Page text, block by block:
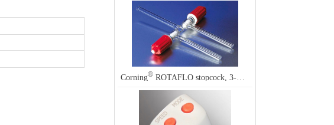
Corning® ROTAFLO stopcock, 3-way, Corning